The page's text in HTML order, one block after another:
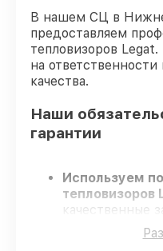
В нашем СЦ в
предоставляем
тепловизоров
на
качества.
Наши
гарантии
Используем
тепловизоров
качественные
Опытные